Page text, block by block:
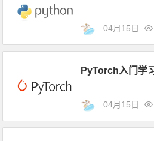
04月15日
PyTorch入门学
04月15日